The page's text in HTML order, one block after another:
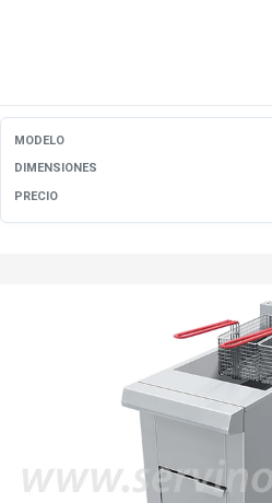
MODELO
DIMENSIONES
PRECIO